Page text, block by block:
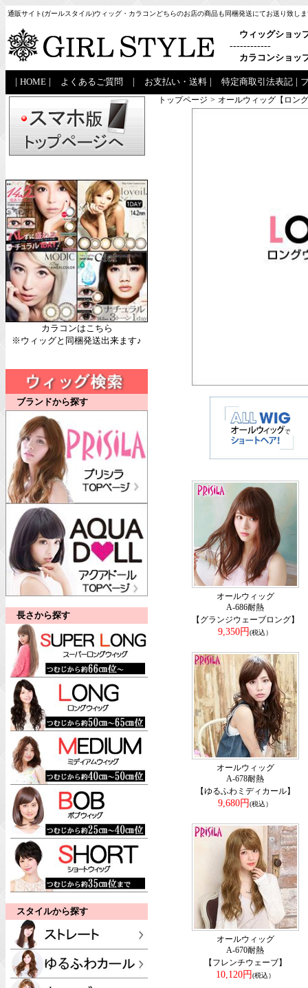
通販サイト(ガールスタイル)ウィッグ・カラコンどちらのお店の商品も同梱発送にてお送り致し
ウィッグショッ
------------
カラコンショッ
HOME よくあるご質問 お支払い・送料 特定商取引法表記
カラコンはこちら
※ウィッグと同梱発送出来ます♪
ブランドから探す
長さから探す
スタイルから探す
トップページ > オールウィッグ【ロン
オールウィッグ
A-686耐熱
【グランジウェーブロング】
9,350円(税込）
オールウィッグ
A-678耐熱
【ゆるふわミディカール】
9,680円(税込）
オールウィッグ
A-670耐熱
【フレンチウェーブ】
10,120円(税込）